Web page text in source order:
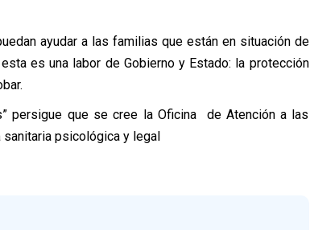
ayudar a las familias que están en situación de
es una labor de Gobierno y Estado: la protección
persigue que se cree la Oficina de Atención a las
psicológica y legal